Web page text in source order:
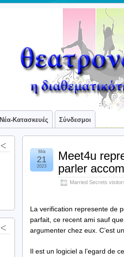
Νέα-Κατασκευές Σύνδεσμοι
Meet4u
parler
Married Secrets
Μάι
21
2023
La verification represente de
parfait, ce recent ami sauf
argumenter chez eux. C’est
Il est un logiciel a l’egard de